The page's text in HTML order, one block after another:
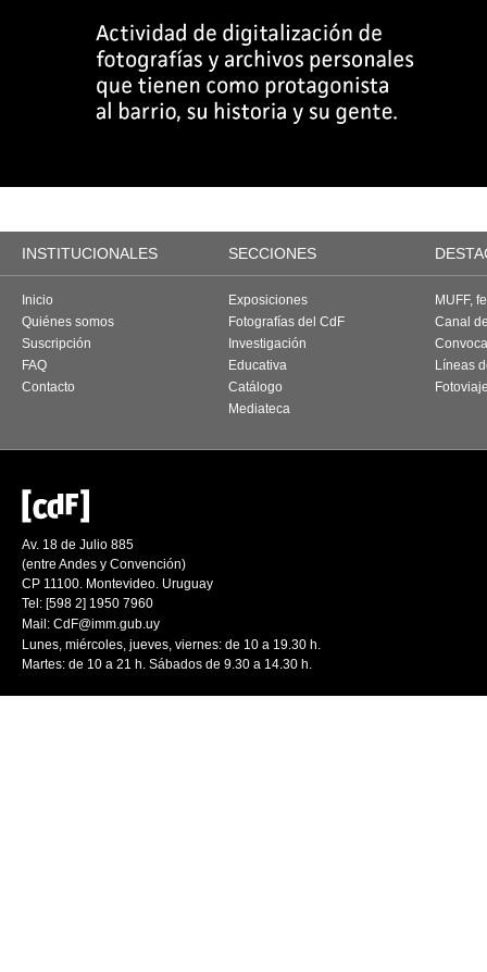
INSTITUCIONALES SECCIONES
Inicio
Quiénes somos
Suscripción
FAQ
Contacto
Exposiciones
Fotografías del CdF
Investigación
Educativa
Catálogo
Mediateca
MUFF,
Canal
Líneas
Av. 18 de Julio 885
(entre Andes y Convención)
CP 11100. Montevideo. Uruguay
Tel: [598 2] 1950 7960
Mail: CdF@imm.gub.uy
Lunes, miércoles, jueves, viernes: de 10 a 19.30 h.
Martes: de 10 a 21 h. Sábados de 9.30 a 14.30 h.